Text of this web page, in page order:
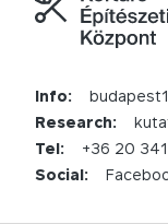
Info:
Research:
Tel:
+36 20
Social: